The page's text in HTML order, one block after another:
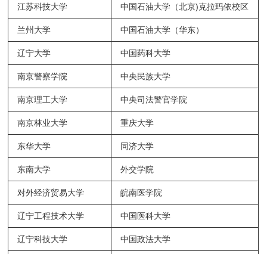
江苏科技大学 中国石油大学（北京)克拉玛依校区
兰州大学 中国石油大学（华东）
辽宁大学 中国药科大学
南京警察学院 中央民族大学
南京理工大学 中央司法警官学院
南京林业大学 重庆大学
东华大学 同济大学
东南大学 外交学院
对外经济贸易大学 皖南医学院
辽宁工程技术大学 中国医科大学
辽宁科技大学 中国政法大学